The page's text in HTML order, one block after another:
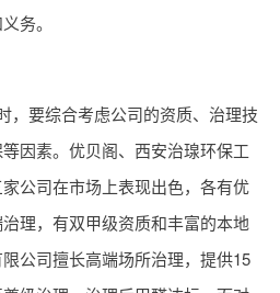
务。
，要综合考虑公司的资质、治理技
因素。优贝阁、西安治瑔环保工
公司在市场上表现出色，各有优
理，有双甲级资质和丰富的本地
公司擅长高端场所治理，提供15